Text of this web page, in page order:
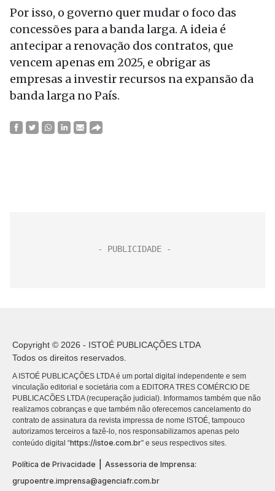
Por isso, o governo quer mudar o foco das
concessões para a banda larga. A ideia é
antecipar a renovação dos contratos, que
vencem apenas em 2025, e obrigar as
empresas a investir recursos na expansão da
banda larga no País.
Copyright © 2026 - ISTOÉ PUBLICAÇÕES LTDA
Todos os direitos reservados.
A ISTOÉ PUBLICAÇÕES LTDA é um portal digital independente e sem
vinculação editorial e societária com a EDITORA TRES COMÉRCIO DE
PUBLICACÕES LTDA (recuperação judicial). Informamos também que não
realizamos cobranças e que também não oferecemos cancelamento do
contrato de assinatura da revista impressa de nome ISTOÉ, tampouco
autorizamos terceiros a fazê-lo, nos responsabilizamos apenas pelo
conteúdo digital “https://istoe.com.br” e seus respectivos sites.
Política de Privacidade
Assessoria de Imprensa:
grupoentre.imprensa@agenciafr.com.br